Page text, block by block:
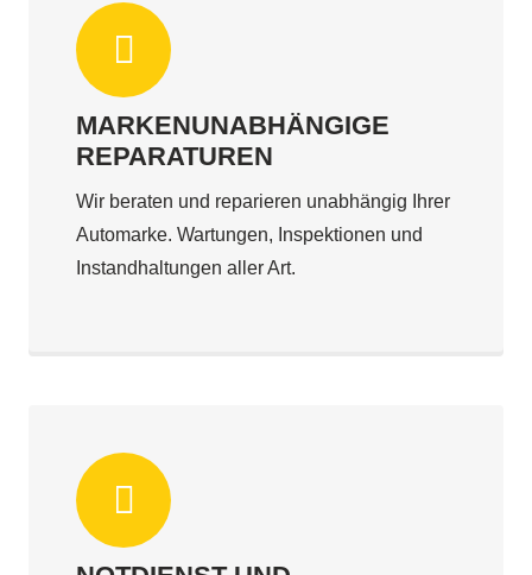
MARKENUNABHÄNGIGE
REPARATUREN
Wir beraten und reparieren unabhängig Ihrer
Automarke. Wartungen, Inspektionen und
Instandhaltungen aller Art.